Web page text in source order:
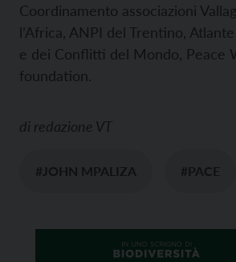
Coordinamento associazioni
l’Africa, ANPI del Trentino,
e dei Conflitti del Mondo, Peace
foundation.
di redazione VT
#JOHN MPALIZA #PACE